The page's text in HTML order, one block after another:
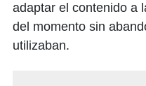
adaptar el contenido a
del momento sin
utilizaban.